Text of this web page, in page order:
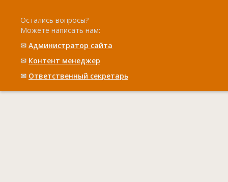
Остались вопросы?
Можете написать нам:
✉ Администратор сайта
✉ Контент менеджер
✉ Ответственный cекретарь